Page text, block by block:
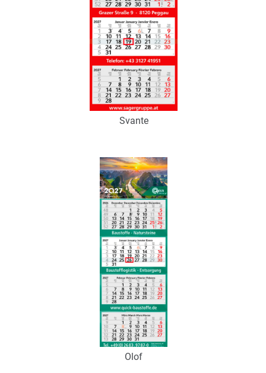
Svante
Art.-Nr.: K53187
Verfügbar
Zum Merkzettel hinzufügen
Olof